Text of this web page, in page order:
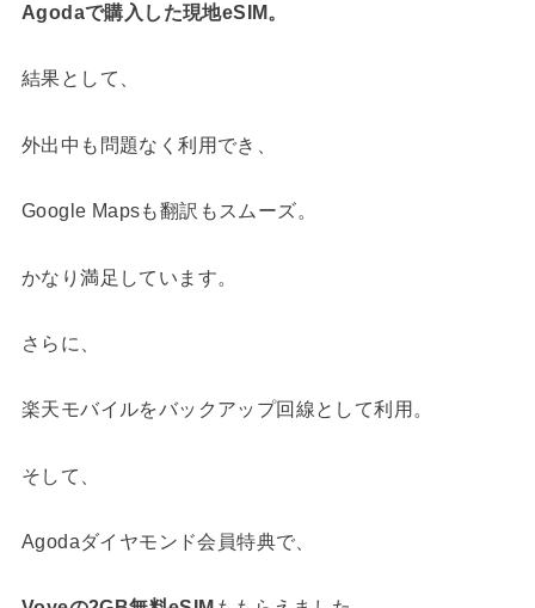
Agodaで購入した現地eSIM。
結果として、
外出中も問題なく利用でき、
Google Mapsも翻訳もスムーズ。
かなり満足しています。
さらに、
楽天モバイルをバックアップ回線として利用。
そして、
Agodaダイヤモンド会員特典で、